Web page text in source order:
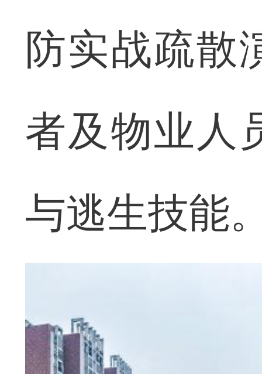
防实战疏散
者及物业人
与逃生技能